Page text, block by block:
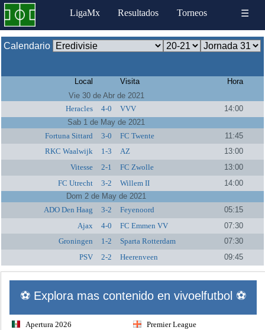
LigaMx Resultados Torneos ☰
Calendario
Local Visita
Hora
Vie 30 de Abr de 2021
Heracles
4-0 VVV
14:00
Sab 1 de May de 2021
Fortuna Sittard
3-0 FC Twente
11:45
RKC Waalwijk
1-3 AZ
13:00
Vitesse
2-1 FC Zwolle
13:00
FC Utrecht
3-2 Willem II
14:00
Dom 2 de May de 2021
ADO Den Haag
3-2 Feyenoord
05:15
Ajax
4-0 FC Emmen VV
07:30
Groningen
1-2 Sparta Rotterdam
07:30
PSV
2-2 Heerenveen 09:45
⚽ Explora mas contenido en vivoelfutbol ⚽
Apertura 2026 Premier League